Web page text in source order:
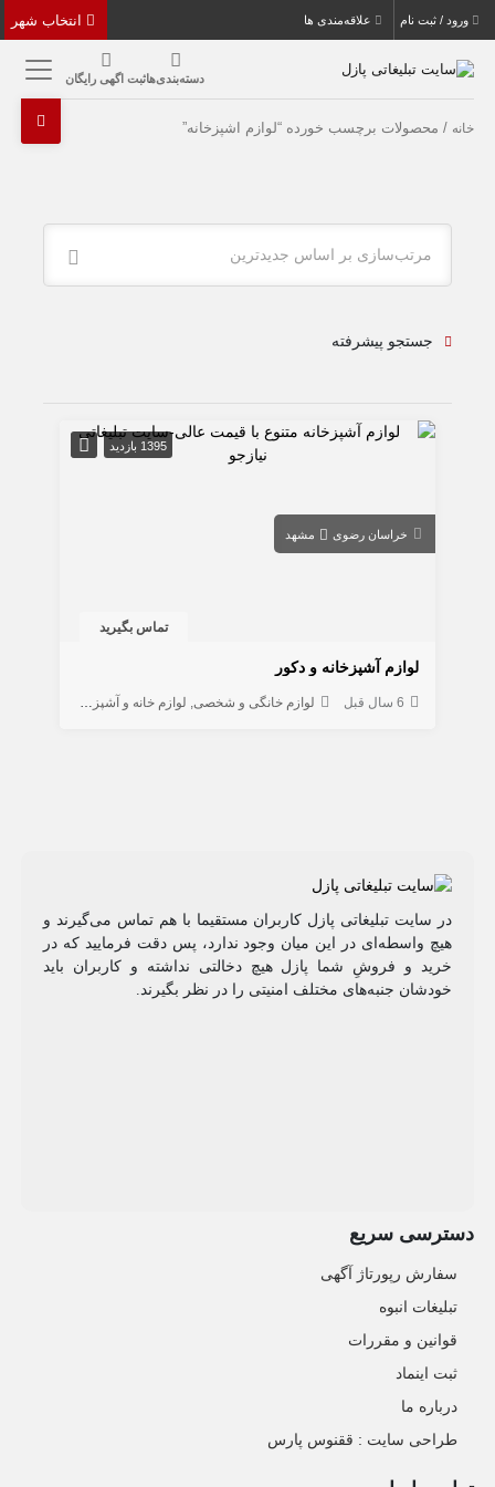
ورود / ثبت نام علاقه‌مندی ها
دسته‌بندی‌هاثبت اگهی رایگان
خانه / محصولات برچسب خورده “لوازم اشپزخانه”
مرتب‌سازی بر اساس جدیدترین
جستجو پیشرفته
1395 بازدید
خراسان رضوی مشهد
تماس بگیرید
لوازم آشپزخانه و دکور
6 سال قبل لوازم خانگی و شخصی لوازم خانه و آشپزخانه
در سایت تبلیغاتی پازل کاربران مستقیما با هم تماس می‌گیرند و
هیچ واسطه‌ای در این میان وجود ندارد، پس دقت فرمایید که در
خرید و فروشِ شما پازل هیچ دخالتی نداشته و کاربران باید
خودشان جنبه‌های مختلف امنیتی را در نظر بگیرند.
دسترسی سریع
سفارش رپورتاژ آگهی
تبلیغات انبوه
قوانین و مقررات
ثبت اینماد
درباره ما
طراحی سایت : ققنوس پارس